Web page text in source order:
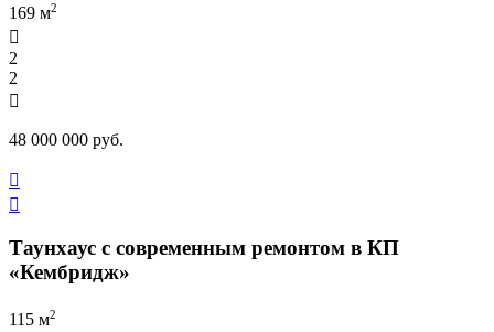
169 м2

2
2

48 000 000 руб.


Таунхаус с современным ремонтом в КП
«Кембридж»
115 м2